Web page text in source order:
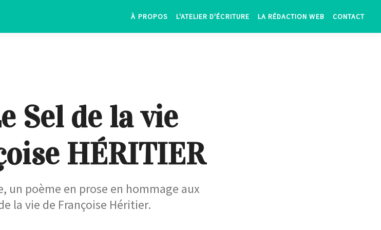
À PROPOS L'ATELIER D'ÉCRITURE LA RÉDACTION WEB CONTACT
Sel de la vie
HÉRITIER
un poème en prose en hommage aux
la vie de Françoise Héritier.